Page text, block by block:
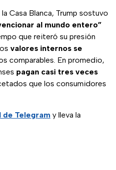
Casa Blanca, Trump sostuvo
al mundo entero”
que reiteró su presión
valores internos se
comparables. En promedio,
pagan casi tres veces
que los consumidores
de Telegram y lleva la